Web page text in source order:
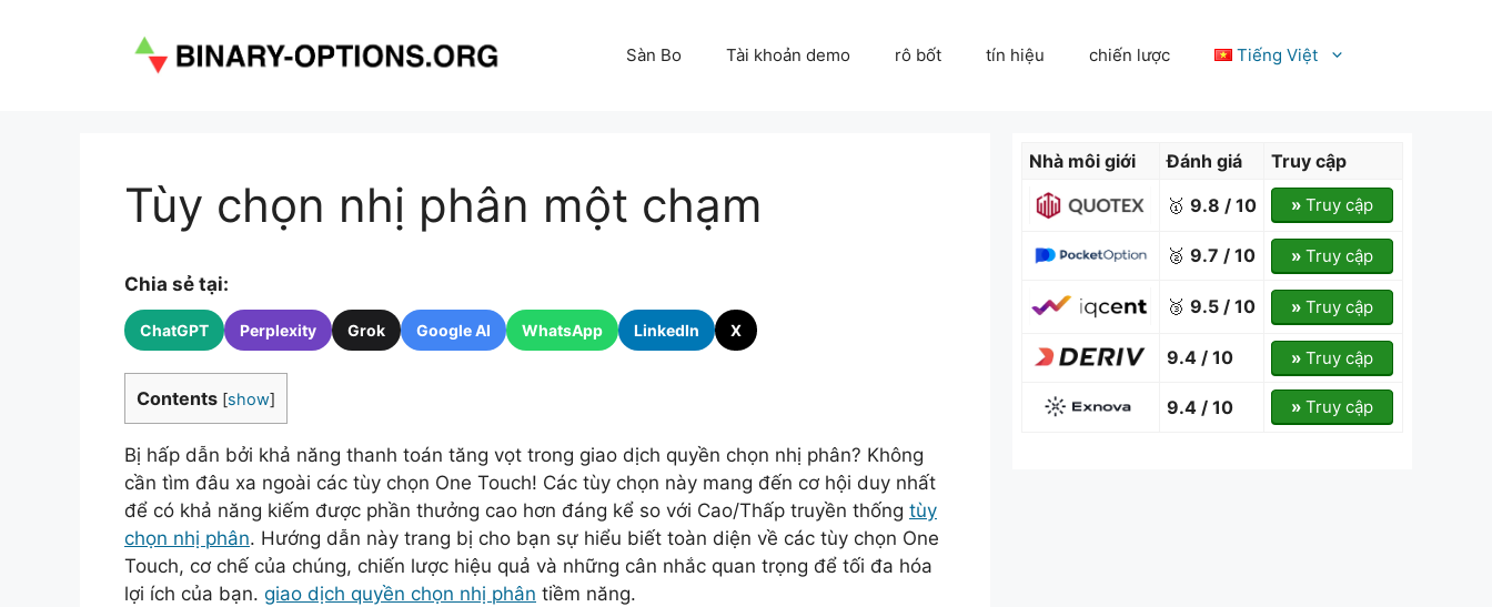
Sàn Bo Tài khoản demo rô bốt tín hiệu chiến lược Tiếng Việt
Tùy chọn nhị phân một chạm
Chia sẻ tại:
ChatGPT Perplexity Grok Google AI WhatsApp LinkedIn X
Contents [show]
Bị hấp dẫn bởi khả năng thanh toán tăng vọt trong giao dịch quyền chọn nhị phân? Không
cần tìm đâu xa ngoài các tùy chọn One Touch! Các tùy chọn này mang đến cơ hội duy nhất
để có khả năng kiếm được phần thưởng cao hơn đáng kể so với Cao/Thấp truyền thống tùy
chọn nhị phân. Hướng dẫn này trang bị cho bạn sự hiểu biết toàn diện về các tùy chọn One
Touch, cơ chế của chúng, chiến lược hiệu quả và những cân nhắc quan trọng để tối đa hóa
lợi ích của bạn. giao dịch quyền chọn nhị phân tiềm năng.
Nhà môi giới Đánh giá
Truy cập
🥇 9.8 / 10 »Truy cập
🥈 9.7 / 10 »Truy cập
🥉 9.5 / 10 »Truy cập
9.4 / 10 »Truy cập
9.4 / 10 »Truy cập